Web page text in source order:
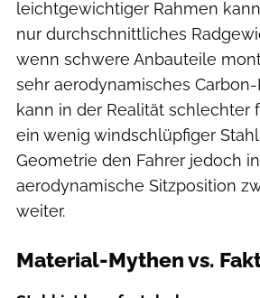
leichtgewichtiger Rahmen
nur durchschnittliches
wenn schwere Anbauteile
sehr aerodynamisches
kann in der Realität schlechter
ein wenig windschlüpfiger
Geometrie den Fahrer jedoch
aerodynamische Sitzposition
weiter.
Material-Mythen vs.